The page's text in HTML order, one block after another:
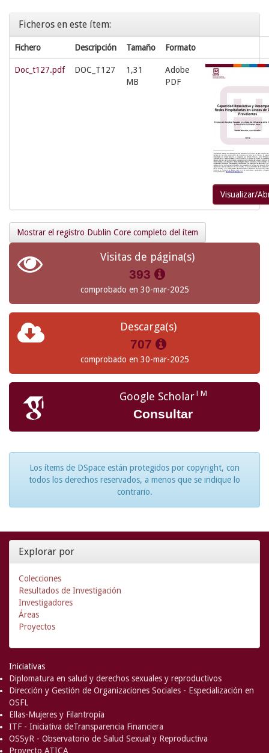
Ficheros en este ítem:
Fichero Descripción Tamaño Formato
Doc_t127.pdf DOC_T127
1,31
MB
Adobe
PDF
Visualizar/
Mostrar el registro Dublin Core completo del ítem
Visitas de página(s)
393
comprobado en 30-mar-2025
Descarga(s)
707
comprobado en 30-mar-2025
Google ScholarTM
Consultar
Los ítems de DSpace están protegidos por copyright, con
todos los derechos reservados, a menos que se indique lo
contrario.
Explorar por
Colecciones
Resultados de Investigación
Investigadores
Áreas
Proyectos
Iniciativas
Diplomatura en salud y derechos sexuales y reproductivos
Dirección y Gestión de Organizaciones Sociales - Especialización en
OSFL
Ellas-Mujeres y Filantropía
ITF - Iniciativa deTransparencia Financiera
OSSyR - Observatorio de Salud Sexual y Reproductiva
Proyecto ATICA